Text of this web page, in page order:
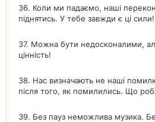
36. Коли ми падаємо, наші
піднятись. У тебе завжди є ці сили!
37. Можна бути недосконалими,
цінність!
38. Нас визначають не наші
після того, як помилились. Що
39. Без пауз неможлива музика.